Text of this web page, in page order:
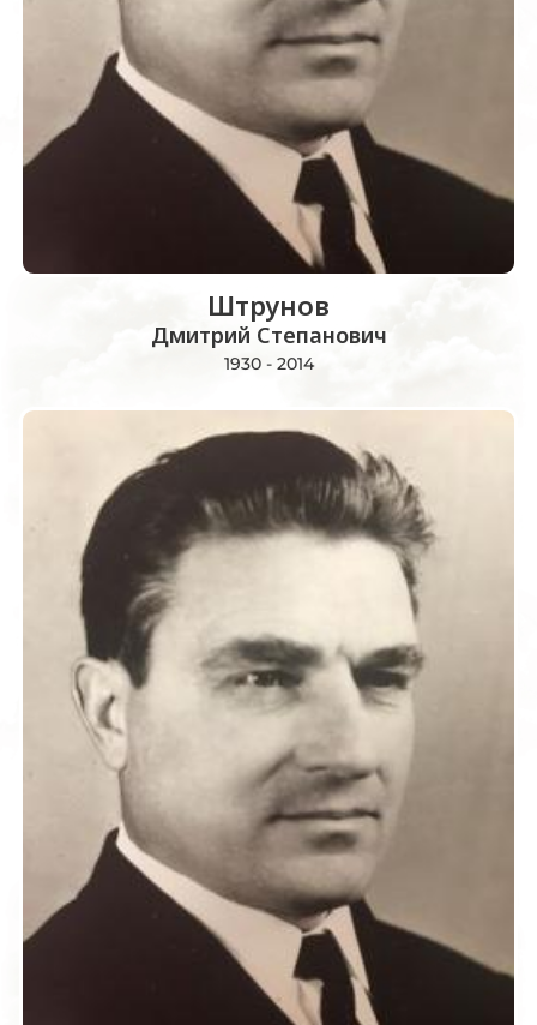
Штрунов
Дмитрий Степанович
1930 - 2014